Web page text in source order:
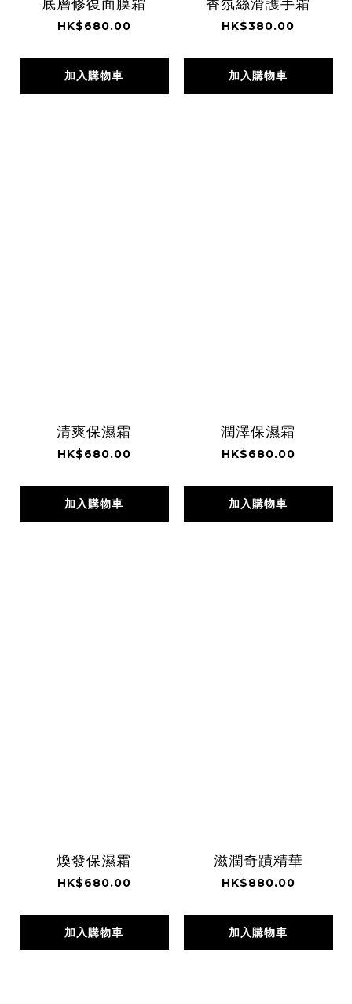
底層修復面膜霜
HK$680.00
加入購物車
香氛絲滑護手霜
HK$380.00
加入購物車
清爽保濕霜
HK$680.00
加入購物車
潤澤保濕霜
HK$680.00
加入購物車
煥發保濕霜
HK$680.00
加入購物車
滋潤奇蹟精華
HK$880.00
加入購物車